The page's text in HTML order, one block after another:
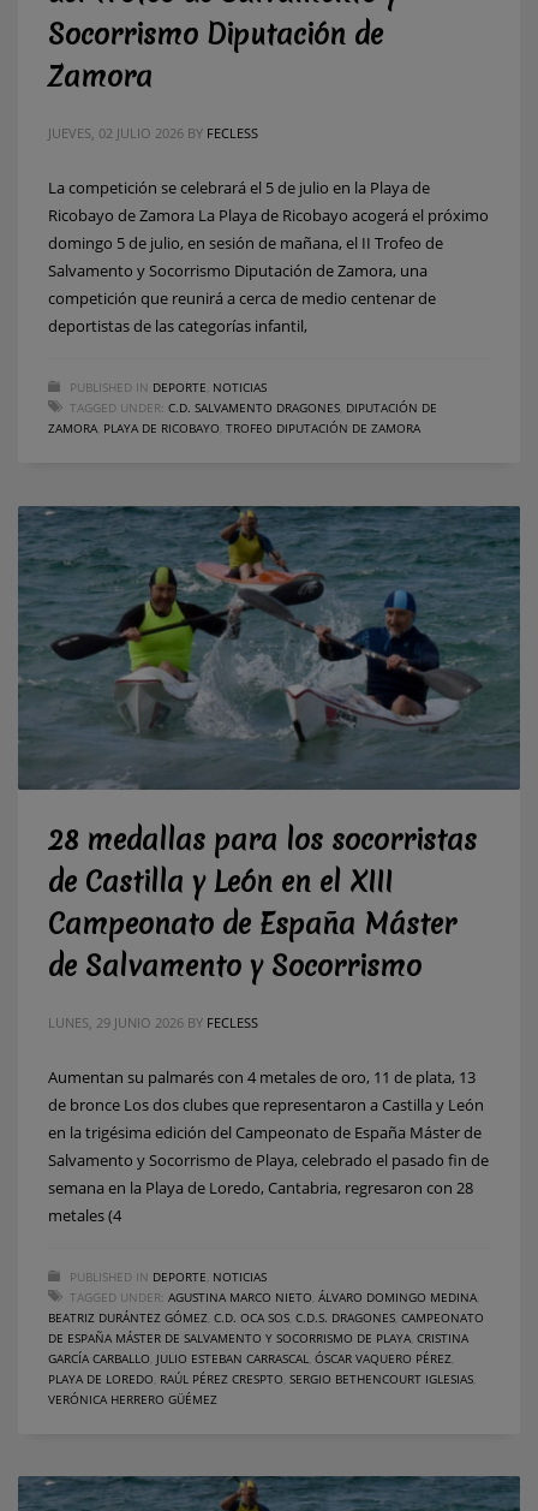
Socorrismo Diputación de
Zamora
JUEVES, 02 JULIO 2026 BY FECLESS
La competición se celebrará el 5 de julio en la Playa de
Ricobayo de Zamora La Playa de Ricobayo acogerá el próximo
domingo 5 de julio, en sesión de mañana, el II Trofeo de
Salvamento y Socorrismo Diputación de Zamora, una
competición que reunirá a cerca de medio centenar de
deportistas de las categorías infantil,
PUBLISHED IN DEPORTE NOTICIAS
TAGGED UNDER: C.D. SALVAMENTO DRAGONES DIPUTACIÓN DE
ZAMORA PLAYA DE RICOBAYO TROFEO DIPUTACIÓN DE ZAMORA
28 medallas para los socorristas
de Castilla y León en el XIII
Campeonato de España Máster
de Salvamento y Socorrismo
LUNES, 29 JUNIO 2026 BY FECLESS
Aumentan su palmarés con 4 metales de oro, 11 de plata, 13
de bronce Los dos clubes que representaron a Castilla y León
en la trigésima edición del Campeonato de España Máster de
Salvamento y Socorrismo de Playa, celebrado el pasado fin de
semana en la Playa de Loredo, Cantabria, regresaron con 28
metales (4
PUBLISHED IN DEPORTE NOTICIAS
TAGGED UNDER: AGUSTINA MARCO NIETO ÁLVARO DOMINGO MEDINA
BEATRIZ DURÁNTEZ GÓMEZ C.D. OCA SOS C.D.S. DRAGONES CAMPEONATO
DE ESPAÑA MÁSTER DE SALVAMENTO Y SOCORRISMO DE PLAYA CRISTINA
GARCÍA CARBALLO JULIO ESTEBAN CARRASCAL ÓSCAR VAQUERO PÉREZ
PLAYA DE LOREDO RAÚL PÉREZ CRESPTO SERGIO BETHENCOURT IGLESIAS
VERÓNICA HERRERO GÜÉMEZ